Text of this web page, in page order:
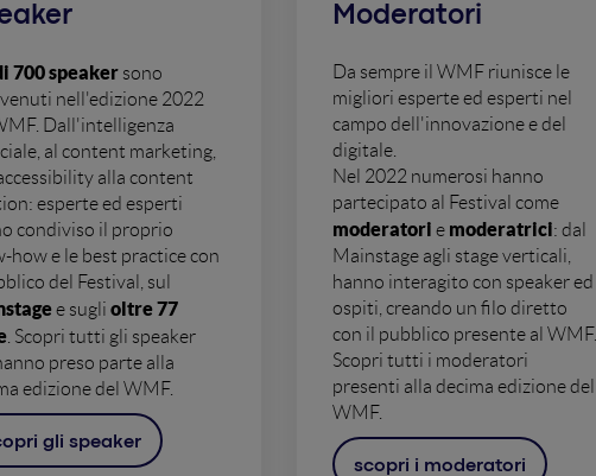
700 speakersono
nell'edizione 2022
Dall'intelligenza
al content marketing,
alla content
esperte ed esperti
condiviso il proprio
how e le best practice con
del Festival, sul
e sugli oltre 77
. Scopri tutti gli speaker
preso parte alla
edizione del WMF.
gli speaker
Moderatori
Da sempre il WMF riunisce le
migliori esperte ed esperti nel
campo dell'innovazione e del
digitale.
Nel 2022 numerosi hanno
partecipato al Festival come
moderatori e moderatrici: dal
Mainstage agli stage verticali,
hanno interagito con speaker ed
ospiti, creando un filo diretto
con il pubblico presente al WMF.
Scopri tutti i moderatori
presenti alla decima edizione del
WMF.
scopri i moderatori